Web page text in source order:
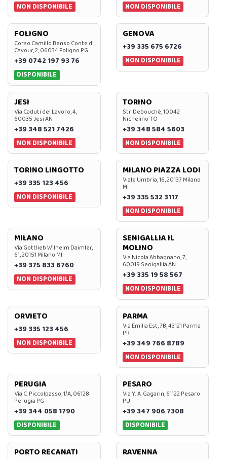
NON DISPONIBILE
NON DISPONIBILE
FOLIGNO
Corso Camillo Benso Conte di
Cavour, 2, 06034 Foligno PG
+39 0742 197 93 76
DISPONIBILE
GENOVA
+39 335 675 6726
NON DISPONIBILE
JESI
Via Caduti del Lavoro, 4,
60035 Jesi AN
+39 348 521 7426
NON DISPONIBILE
TORINO
Str. Debouchè, 10042
Nichelino TO
+39 348 584 5603
NON DISPONIBILE
TORINO LINGOTTO
+39 335 123 456
NON DISPONIBILE
MILANO PIAZZA LODI
Viale Umbria, 16, 20137 Milano
MI
+39 335 532 3117
NON DISPONIBILE
MILANO
Via Gottlieb Wilhelm Daimler,
61, 20151 Milano MI
+39 375 833 6760
NON DISPONIBILE
SENIGALLIA IL
MOLINO
Via Nicola Abbagnano, 7,
60019 Senigallia AN
+39 335 19 58 567
NON DISPONIBILE
ORVIETO
+39 335 123 456
NON DISPONIBILE
PARMA
Via Emilia Est, 7B, 43121 Parma
PR
+39 349 766 8789
NON DISPONIBILE
PERUGIA
Via C. Piccolpasso, 1/A, 06128
Perugia PG
+39 344 058 1790
DISPONIBILE
PESARO
Via Y. A. Gagarin, 61122 Pesaro
PU
+39 347 906 7308
DISPONIBILE
PORTO RECANATI RAVENNA